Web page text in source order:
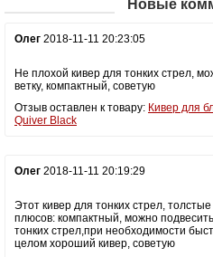
Новые
Олег 2018-11-11 20:23:05
Не плохой кивер для тонких стрел,
ветку, компактный, советую
Отзыв оставлен к товару: Кивер для
Quiver Black
Олег 2018-11-11 20:19:29
Этот кивер для тонких стрел,
плюсов: компактный, можно
тонких стрел,при необходимости
целом хороший кивер, советую